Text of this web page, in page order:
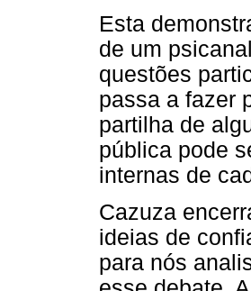
Esta
de um
questões
passa a fazer
partilha de
pública pode
internas de
Cazuza
ideias de
para nós